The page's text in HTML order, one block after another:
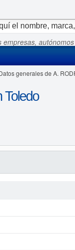
empresas,
generales de A.